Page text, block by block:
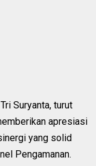
Suryanta, turut
apresiasi
yang solid
Pengamanan.